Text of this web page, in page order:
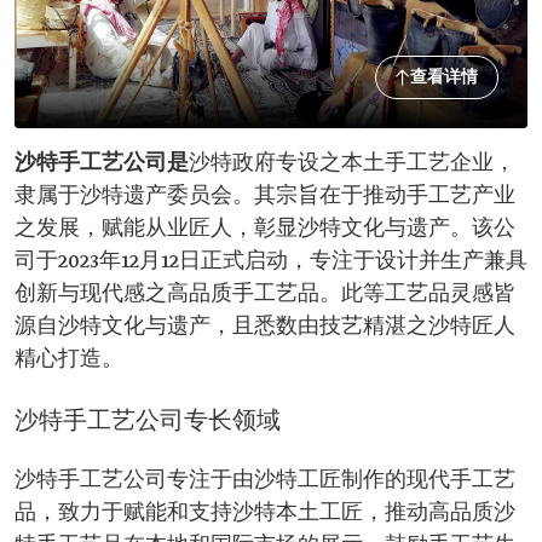
查看详情
沙特手工艺公司是沙特政府专设之本土手工艺企业，
隶属于沙特遗产委员会。其宗旨在于推动手工艺产业
之发展，赋能从业匠人，彰显沙特文化与遗产。该公
司于2023年12月12日正式启动，专注于设计并生产兼具
创新与现代感之高品质手工艺品。此等工艺品灵感皆
源自沙特文化与遗产，且悉数由技艺精湛之沙特匠人
精心打造。
沙特手工艺公司专长领域
沙特手工艺公司专注于由沙特工匠制作的现代手工艺
品，致力于赋能和支持沙特本土工匠，推动高品质沙